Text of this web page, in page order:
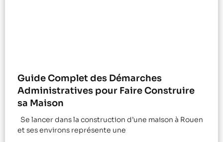
Guide Complet des Démarches
Administratives pour Faire Construire
sa Maison
Se lancer dans la construction d’une maison à Rouen
et ses environs représente une